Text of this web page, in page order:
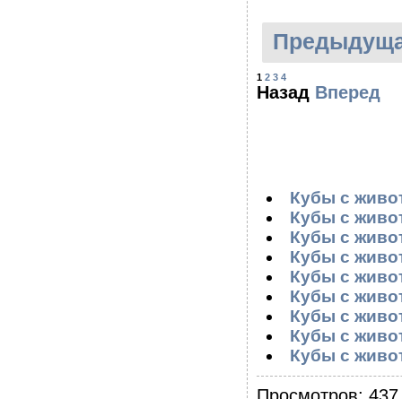
1 2 3 4
Назад Вперед
Кубы с
Кубы с
Кубы с
Кубы с
Кубы с
Кубы с
Кубы с
Кубы с
Кубы с